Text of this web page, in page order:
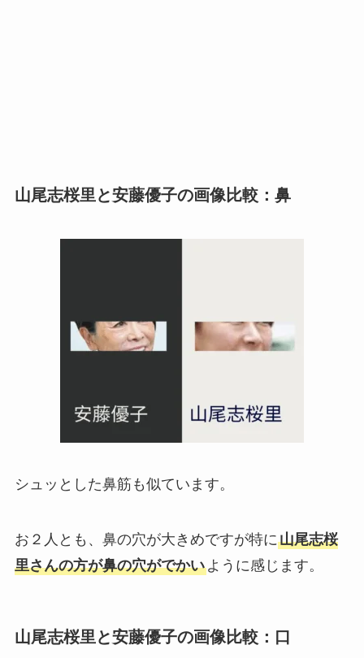
山尾志桜里と安藤優子の画像比較：鼻
シュッとした鼻筋も似ています。
お２人とも、鼻の穴が大きめですが特に山尾志桜
里さんの方が鼻の穴がでかいように感じます。
山尾志桜里と安藤優子の画像比較：口